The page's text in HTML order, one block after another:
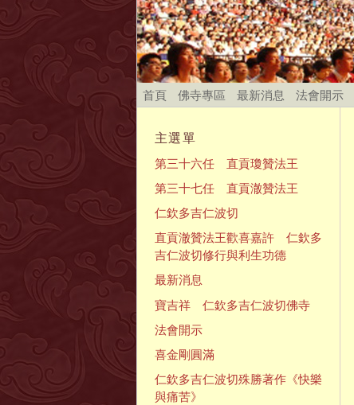
首頁 佛寺專區 最新消息 法會開示
主選單
第三十六任 直貢瓊贊法王
第三十七任 直貢澈贊法王
仁欽多吉仁波切
直貢澈贊法王歡喜嘉許 仁欽多
吉仁波切修行與利生功德
最新消息
寶吉祥 仁欽多吉仁波切佛寺
法會開示
喜金剛圓滿
仁欽多吉仁波切殊勝著作《快樂
與痛苦》